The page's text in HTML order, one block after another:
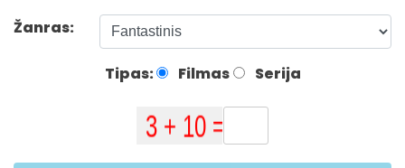
Žanras:
Tipas: Filmas Serija